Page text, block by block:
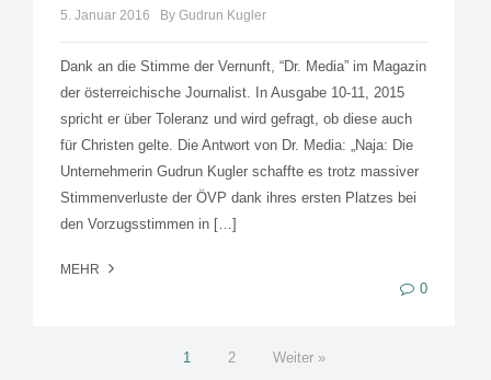
5. Januar 2016 By Gudrun Kugler
Dank an die Stimme der Vernunft, “Dr. Media” im Magazin
der österreichische Journalist. In Ausgabe 10-11, 2015
spricht er über Toleranz und wird gefragt, ob diese auch
für Christen gelte. Die Antwort von Dr. Media: „Naja: Die
Unternehmerin Gudrun Kugler schaffte es trotz massiver
Stimmenverluste der ÖVP dank ihres ersten Platzes bei
den Vorzugsstimmen in […]
MEHR
0
1 2 Weiter »